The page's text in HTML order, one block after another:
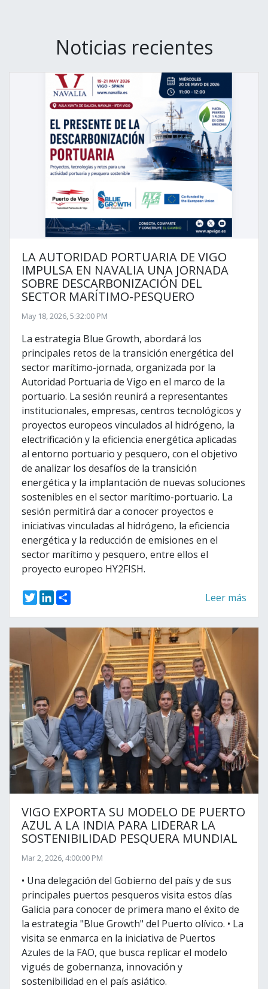
Noticias recientes
LA AUTORIDAD PORTUARIA DE VIGO
IMPULSA EN NAVALIA UNA JORNADA
SOBRE DESCARBONIZACIÓN DEL
SECTOR MARÍTIMO-PESQUERO
May 18, 2026, 5:32:00 PM
La estrategia Blue Growth, abordará los
principales retos de la transición energética del
sector marítimo-jornada, organizada por la
Autoridad Portuaria de Vigo en el marco de la
portuario. La sesión reunirá a representantes
institucionales, empresas, centros tecnológicos y
proyectos europeos vinculados al hidrógeno, la
electrificación y la eficiencia energética aplicadas
al entorno portuario y pesquero, con el objetivo
de analizar los desafíos de la transición
energética y la implantación de nuevas soluciones
sostenibles en el sector marítimo-portuario. La
sesión permitirá dar a conocer proyectos e
iniciativas vinculadas al hidrógeno, la eficiencia
energética y la reducción de emisiones en el
sector marítimo y pesquero, entre ellos el
proyecto europeo HY2FISH.
T
w
i
L
n
e
a
Leer más
VIGO EXPORTA SU MODELO DE PUERTO
AZUL A LA INDIA PARA LIDERAR LA
SOSTENIBILIDAD PESQUERA MUNDIAL
Mar 2, 2026, 4:00:00 PM
• Una delegación del Gobierno del país y de sus
principales puertos pesqueros visita estos días
Galicia para conocer de primera mano el éxito de
la estrategia "Blue Growth" del Puerto olívico. • La
visita se enmarca en la iniciativa de Puertos
Azules de la FAO, que busca replicar el modelo
vigués de gobernanza, innovación y
sostenibilidad en el país asiático.